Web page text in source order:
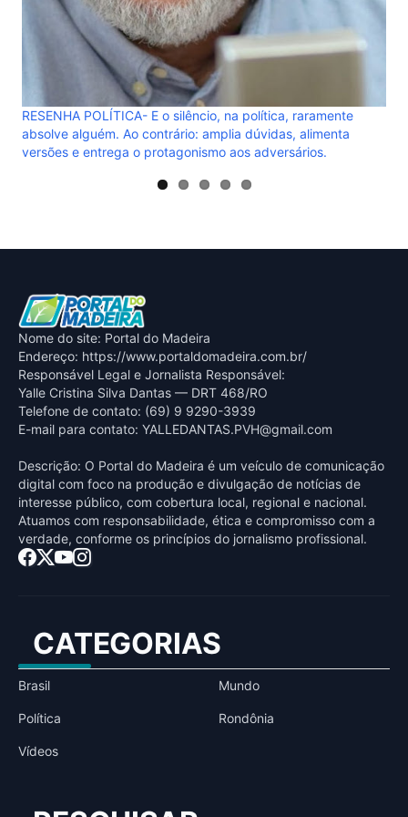
POLÍTICA- E o silêncio, na política, raramente
alguém. Ao contrário: amplia dúvidas, alimenta
e entrega o protagonismo aos adversários.
Nome do site: Portal do Madeira
Endereço: https://www.portaldomadeira.com.br/
Responsável Legal e Jornalista Responsável:
Yalle Cristina Silva Dantas — DRT 468/RO
Telefone de contato: (69) 9 9290-3939
E-mail para contato: YALLEDANTAS.PVH@gmail.com
Descrição: O Portal do Madeira é um veículo de comunicação
digital com foco na produção e divulgação de notícias de
interesse público, com cobertura local, regional e nacional.
Atuamos com responsabilidade, ética e compromisso com a
verdade, conforme os princípios do jornalismo profissional.
CATEGORIAS
Brasil Mundo
Política Rondônia
Vídeos